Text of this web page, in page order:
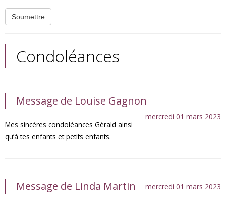
Condoléances
Message de Louise Gagnon
mercredi 01 mars 2023
Mes sincères condoléances Gérald ainsi
qu’à tes enfants et petits enfants.
Message de Linda Martin mercredi 01 mars 2023